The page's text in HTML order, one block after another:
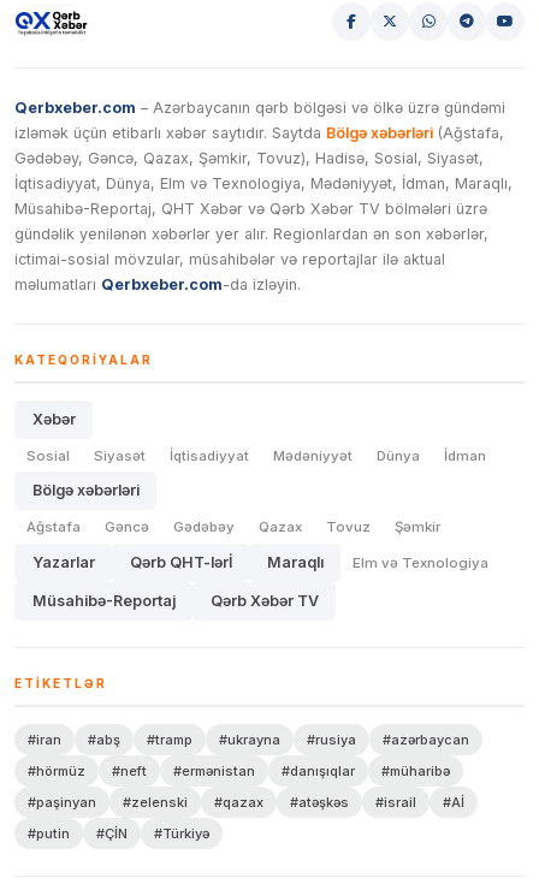
Qerbxeber.com – Azərbaycanın qərb bölgəsi və ölkə üzrə gündəmi
izləmək üçün etibarlı xəbər saytıdır. Saytda Bölgə xəbərləri (Ağstafa,
Gədəbəy, Gəncə, Qazax, Şəmkir, Tovuz), Hadisə, Sosial, Siyasət,
İqtisadiyyat, Dünya, Elm və Texnologiya, Mədəniyyət, İdman, Maraqlı,
Müsahibə-Reportaj, QHT Xəbər və Qərb Xəbər TV bölmələri üzrə
gündəlik yenilənən xəbərlər yer alır. Regionlardan ən son xəbərlər,
ictimai-sosial mövzular, müsahibələr və reportajlar ilə aktual
məlumatları Qerbxeber.com-da izləyin.
KATEQORIYALAR
Xəbər
Sosial Siyasət İqtisadiyyat Mədəniyyət Dünya İdman
Bölgə xəbərləri
Ağstafa Gəncə Gədəbəy Qazax Tovuz Şəmkir
Yazarlar Qərb QHT-lərİ Maraqlı Elm və Texnologiya
Müsahibə-Reportaj Qərb Xəbər TV
ETIKETLƏR
#iran #abş #tramp #ukrayna #rusiya
#azərbaycan
#hörmüz
#neft #ermənistan #danışıqlar
#müharibə
#paşinyan
#zelenski #qazax #atəşkəs #israil
#Aİ
#putin
#ÇİN #Türkiyə